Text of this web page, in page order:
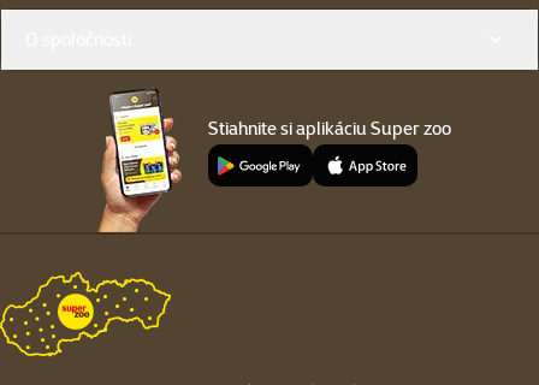
Stiahnite si aplikáciu Super zoo